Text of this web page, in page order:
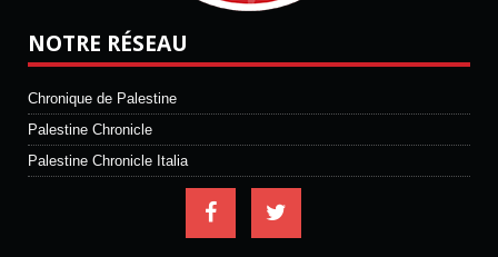
NOTRE RÉSEAU
Chronique de Palestine
Palestine Chronicle
Palestine Chronicle Italia